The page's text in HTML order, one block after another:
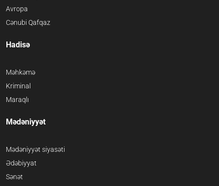
Avropa
Cənubi Qafqaz
Hadisə
Məhkəmə
Kriminal
Maraqlı
Mədəniyyət
Mədəniyyət siyasəti
Ədəbiyyat
Sənət